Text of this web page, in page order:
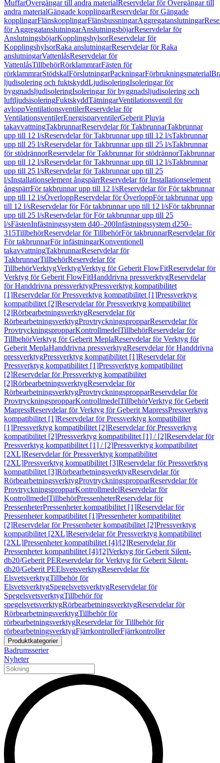
MuffarÖvergångar till andra materialReservdelar för Övergångar till
andra materialGängade kopplingarReservdelar för Gängade
kopplingarFlänskopplingarFlänsbussningarAggregatanslutningar
för AggregatanslutningarAnslutningsböjarReservdelar för
AnslutningsböjarKopplingshylsorReservdelar för
KopplingshylsorRaka anslutningarReservdelar för Raka
anslutningarVattenlåsReservdelar för
VattenlåsTillbehörRörklammrarFästen för
rörklammrarStödskalFörslutningarPackningarFörbrukningsmaterial
ljudisolering och fuktskyddLjudisoleringIsoleringar för
byggnadsljudisoleringIsoleringar för byggnadsljudisolering och
luftljudsisoleringFuktskyddTätningarVentilationsventil för
avloppVentilationsventilerReservdelar för
VentilationsventilerEnergisparventilerGeberit Pluvia
takavvattningTakbrunnarReservdelar för TakbrunnarTakbrunnar
upp till 12 l/sReservdelar för Takbrunnar upp till 12 l/sTakbrunnar
upp till 25 l/sReservdelar för Takbrunnar upp till 25 l/sTakbrunnar
för stödrännorReservdelar för Takbrunnar för stödrännorTakbrunnar
upp till 12 l/sReservdelar för Takbrunnar upp till 12 l/sTakbrunnar
upp till 25 l/sReservdelar för Takbrunnar upp till 25
l/sInstallationselement ångspärrReservdelar för Installationselement
ångspärrFör takbrunnar upp till 12 l/sReservdelar för För takbrunnar
upp till 12 l/sÖverloppReservdelar för ÖverloppFör takbrunnar upp
till 12 l/sReservdelar för För takbrunnar upp till 12 l/sFör takbrunnar
upp till 25 l/sReservdelar för För takbrunnar upp till 25
l/sFästenInfästningssystem d40–200Infästningssystem d250–
315TillbehörReservdelar för TillbehörFör takbrunnarReservdelar för
För takbrunnarFör infästningarKonventionell
takavvattningTakbrunnarReservdelar för
TakbrunnarTillbehörReservdelar för
TillbehörVerktygVerktygVerktyg för Geberit FlowFitReservdelar för
Verktyg för Geberit FlowFitHanddrivna pressverktygReservdelar
för Handdrivna pressverktygPressverktyg kompatibilitet
[1]Reservdelar för Pressverktyg kompatibilitet [1]Pressverktyg
kompatibilitet [2]Reservdelar för Pressverktyg kompatibilitet
[2]RörbearbetningsverktygReservdelar för
RörbearbetningsverktygProvtryckningspropparReservdelar för
ProvtryckningspropparKontrollmedelTillbehörReservdelar för
TillbehörVerktyg för Geberit MeplaReservdelar för Verktyg för
Geberit MeplaHanddrivna pressverktygReservdelar för Handdrivna
pressverktygPressverktyg kompatibilitet [1]Reservdelar för
Pressverktyg kompatibilitet [1]Pressverktyg kompatibilitet
[2]Reservdelar för Pressverktyg kompatibilitet
[2]RörbearbetningsverktygReservdelar för
RörbearbetningsverktygProvtryckningspropparReservdelar för
ProvtryckningspropparKontrollmedelTillbehörVerktyg för Geberit
MapressReservdelar för Verktyg för Geberit MapressPressverktyg
kompatibilitet [1]Reservdelar för Pressverktyg kompatibilitet
[1]Pressverktyg kompatibilitet [2]Reservdelar för Pressverktyg
kompatibilitet [2]Pressverktyg kompatibilitet [1] / [2]Reservdelar för
Pressverktyg kompatibilitet [1] / [2]Pressverktyg kompatibilitet
[2XL]Reservdelar för Pressverktyg kompatibilitet
[2XL]Pressverktyg kompatibilitet [3]Reservdelar för Pressverktyg
kompatibilitet [3]RörbearbetningsverktygReservdelar för
RörbearbetningsverktygProvtryckningspropparReservdelar för
ProvtryckningspropparKontrollmedelReservdelar för
KontrollmedelTillbehörPressenheterReservdelar för
PressenheterPressenheter kompatibilitet [1]Reservdelar för
Pressenheter kompatibilitet [1]Pressenheter kompatibilitet
[2]Reservdelar för Pressenheter kompatibilitet [2]Pressverktyg
kompatibilitet [2XL]Reservdelar för Pressverktyg kompatibilitet
[2XL]Pressenheter kompatibilitet [4]/[2]Reservdelar för
Pressenheter kompatibilitet [4]/[2]Verktyg för Geberit Silent-
db20/Geberit PEReservdelar för Verktyg för Geberit Silent-
db20/Geberit PEElsvetsverktygReservdelar för
ElsvetsverktygTillbehör för
ElsvetsverktygSpegelsvetsverktygReservdelar för
SpegelsvetsverktygTillbehör för
spegelsvetsverktygRörbearbetningsverktygReservdelar för
RörbearbetningsverktygTillbehör för
rörbearbetningsverktygReservdelar för Tillbehör för
rörbearbetningsverktygFjärrkontrollerFjärrkontroller
Produktkategorier
Badrumsserier
Nyheter